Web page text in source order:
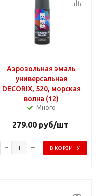
Аэрозольная эмаль
универсальная
DECORIX, 520, морская
волна (12)
Много
279.00руб/шт
В КОРЗИНУ